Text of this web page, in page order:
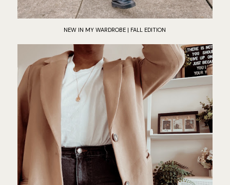
NEW IN MY WARDROBE | FALL EDITION